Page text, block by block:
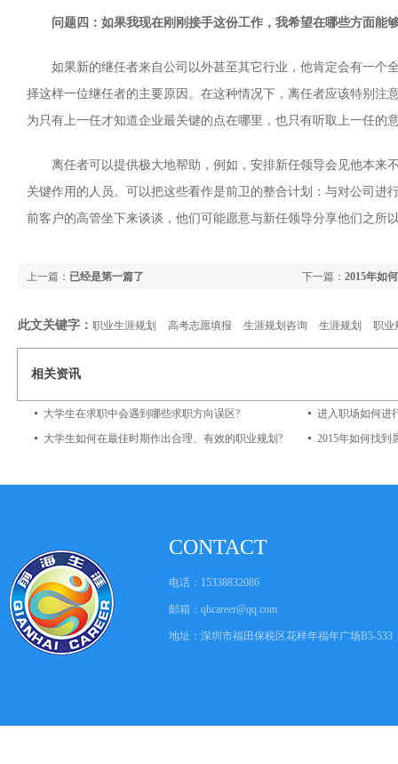
问题四：如果我现在刚刚接手这份工作，我希望在哪些方面能
如果新的继任者来自公司以外甚至其它行业，他肯定会有一个
择这样一位继任者的主要原因。在这种情况下，离任者应该特别注
为只有上一任才知道企业最关键的点在哪里，也只有听取上一任的
离任者可以提供极大地帮助，例如，安排新任领导会见他本来
关键作用的人员。可以把这些看作是前卫的整合计划：与对公司进
前客户的高管坐下来谈谈，他们可能愿意与新任领导分享他们之所
下一篇： 2015年如
上一篇： 已经是第一篇了
此文关键字： 职业生涯规划 高考志愿填报 生涯规划咨询 生涯规划 职业
相关资讯
大学生在求职中会遇到哪些求职方向误区?
进入职场如何进
大学生如何在最佳时期作出合理、有效的职业规划?
2015年如何找到
CONTACT
电话：15338832086
邮箱： qhcareer@qq.com
地址：深圳市福田保税区花样年福年广场B5-533